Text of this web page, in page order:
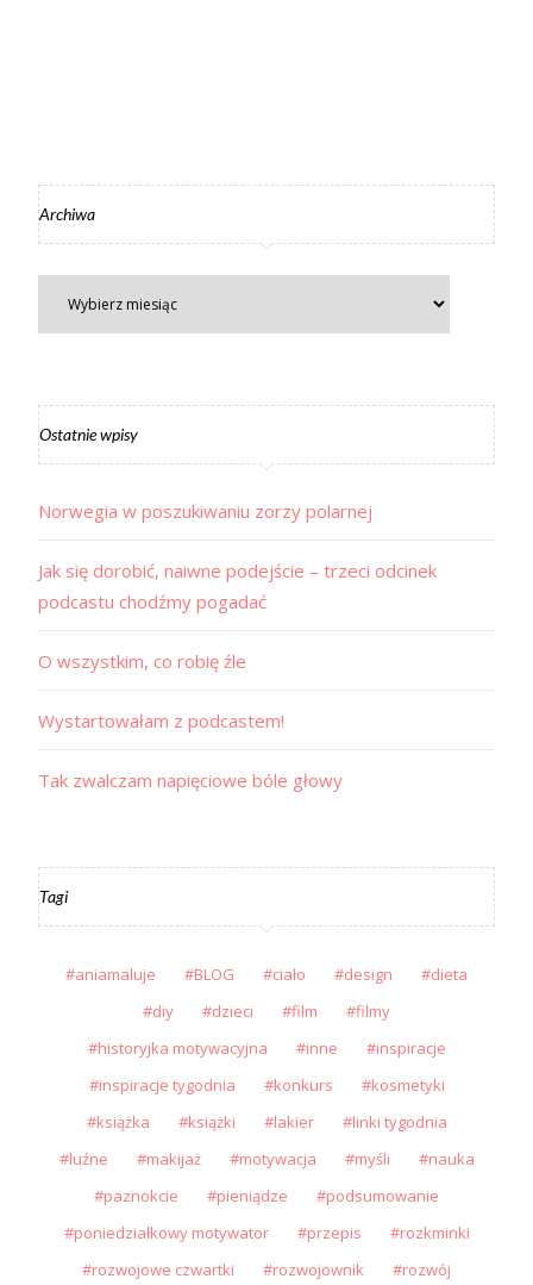
Archiwa
Ostatnie wpisy
Norwegia w poszukiwaniu zorzy polarnej
Jak się dorobić, naiwne podejście – trzeci odcinek
podcastu chodźmy pogadać
O wszystkim, co robię źle
Wystartowałam z podcastem!
Tak zwalczam napięciowe bóle głowy
Tagi
aniamaluje BLOG ciało design
dieta
diy
dzieci film
filmy
historyjka motywacyjna
inne
inspiracje
inspiracje tygodnia
konkurs
kosmetyki
książka
książki lakier
linki tygodnia
luźne
makijaż motywacja myśli
nauka
paznokcie
pieniądze
podsumowanie
poniedziałkowy motywator
przepis
rozkminki
rozwojowe czwartki
rozwojownik rozwój